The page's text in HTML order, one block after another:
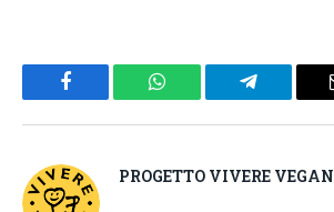
Facebook WhatsApp Telegram
PROGETTO VIVERE VEGAN